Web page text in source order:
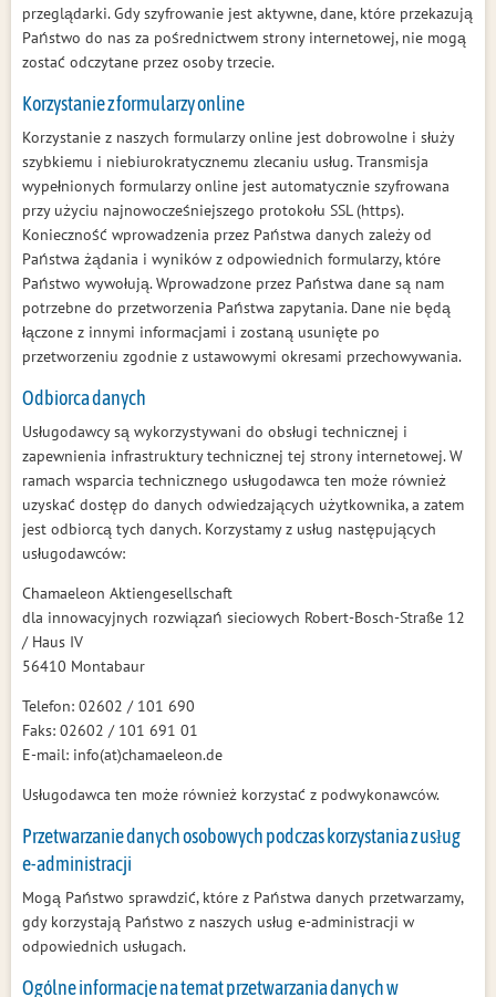
przeglądarki. Gdy szyfrowanie jest aktywne, dane, które przekazują
Państwo do nas za pośrednictwem strony internetowej, nie mogą
zostać odczytane przez osoby trzecie.
Korzystanie z formularzy online
Korzystanie z naszych formularzy online jest dobrowolne i służy
szybkiemu i niebiurokratycznemu zlecaniu usług. Transmisja
wypełnionych formularzy online jest automatycznie szyfrowana
przy użyciu najnowocześniejszego protokołu SSL (https).
Konieczność wprowadzenia przez Państwa danych zależy od
Państwa żądania i wyników z odpowiednich formularzy, które
Państwo wywołują. Wprowadzone przez Państwa dane są nam
potrzebne do przetworzenia Państwa zapytania. Dane nie będą
łączone z innymi informacjami i zostaną usunięte po
przetworzeniu zgodnie z ustawowymi okresami przechowywania.
Odbiorca danych
Usługodawcy są wykorzystywani do obsługi technicznej i
zapewnienia infrastruktury technicznej tej strony internetowej. W
ramach wsparcia technicznego usługodawca ten może również
uzyskać dostęp do danych odwiedzających użytkownika, a zatem
jest odbiorcą tych danych. Korzystamy z usług następujących
usługodawców:
Chamaeleon Aktiengesellschaft
dla innowacyjnych rozwiązań sieciowych Robert-Bosch-Straße 12
/ Haus IV
56410 Montabaur
Telefon: 02602 / 101 690
Faks: 02602 / 101 691 01
E-mail: info(at)chamaeleon.de
Usługodawca ten może również korzystać z podwykonawców.
Przetwarzanie danych osobowych podczas korzystania z usług
e-administracji
Mogą Państwo sprawdzić, które z Państwa danych przetwarzamy,
gdy korzystają Państwo z naszych usług e-administracji w
odpowiednich usługach.
Ogólne informacje na temat przetwarzania danych w